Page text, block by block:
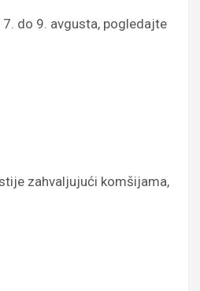
7. do 9. avgusta, pogledajte
zahvaljujući komšijama,